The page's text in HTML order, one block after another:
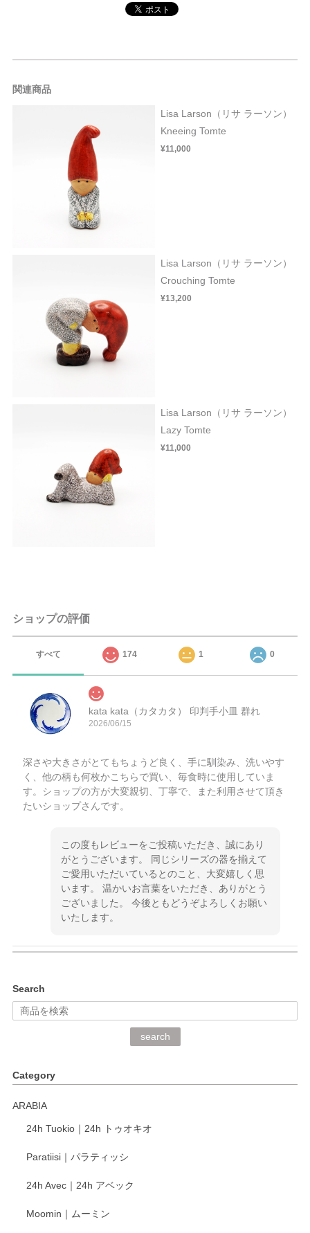
関連商品
Lisa Larson（リサ ラーソン）
Kneeing Tomte
¥11,000
Lisa Larson（リサ ラーソン）
Crouching Tomte
¥13,200
Lisa Larson（リサ ラーソン）
Lazy Tomte
¥11,000
ショップの評価
すべて 174 1 0
kata kata（カタカタ） 印判手小皿 群れ
2026/06/15
深さや大きさがとてもちょうど良く、手に馴染み、洗いやす
く、他の柄も何枚かこちらで買い、毎食時に使用していま
す。ショップの方が大変親切、丁寧で、また利用させて頂き
たいショップさんです。
この度もレビューをご投稿いただき、誠にあり
がとうございます。 同じシリーズの器を揃えて
ご愛用いただいているとのこと、大変嬉しく思
います。 温かいお言葉をいただき、ありがとう
ございました。 今後ともどうぞよろしくお願い
いたします。
深さや大きさがとてもちょうど良く、手に馴染み、洗いやす
く、他の柄も何枚かこちらで買い、毎食時に使用していま
く交換して下さいました。
がとうございます。 同じシリーズの器を揃えて
います。 温かいお言葉をいただき、ありがとう
いたします。
Search
search
Category
ARABIA
24h Tuokio｜24h トゥオキオ
Paratiisi｜パラティッシ
24h Avec｜24h アベック
Moomin｜ムーミン